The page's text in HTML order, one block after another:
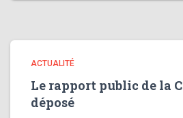
ACTUALITÉ
Le rapport public de la
déposé